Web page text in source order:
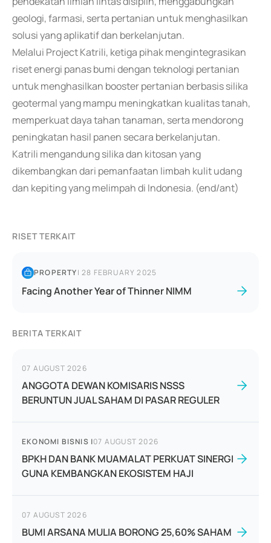
geologi, farmasi, serta pertanian untuk menghasilkan
solusi yang aplikatif dan berkelanjutan.
Melalui Project Katrili, ketiga pihak mengintegrasikan
riset energi panas bumi dengan teknologi pertanian
untuk menghasilkan booster pertanian berbasis silika
geotermal yang mampu meningkatkan kualitas tanah,
memperkuat daya tahan tanaman, serta mendorong
peningkatan hasil panen secara berkelanjutan.
Katrili mengandung silika dan kitosan yang
dikembangkan dari pemanfaatan limbah kulit udang
dan kepiting yang melimpah di Indonesia. (end/ant)
RISET TERKAIT
PROPERTY|28 FEBRUARY 2025
Facing Another Year of Thinner NIMM
BERITA TERKAIT
07 AUGUST 2026
ANGGOTA DEWAN KOMISARIS NSSS
BERUNTUN JUAL SAHAM DI PASAR REGULER
EKONOMI BISNIS |07 AUGUST 2026
BPKH DAN BANK MUAMALAT PERKUAT SINERGI
GUNA KEMBANGKAN EKOSISTEM HAJI
07 AUGUST 2026
BUMI ARSANA MULIA BORONG 25,60% SAHAM